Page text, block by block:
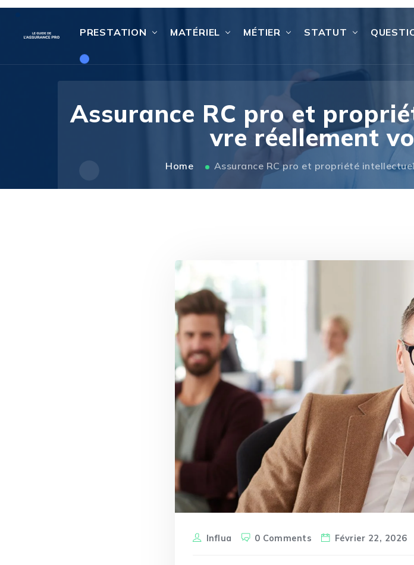
PRESTATION MATÉRIEL MÉTIER STATUT
Assurance RC pro et
vre réellement
Home Assurance RC pro et propriété
Influa 0 Comments Février 22, 2026